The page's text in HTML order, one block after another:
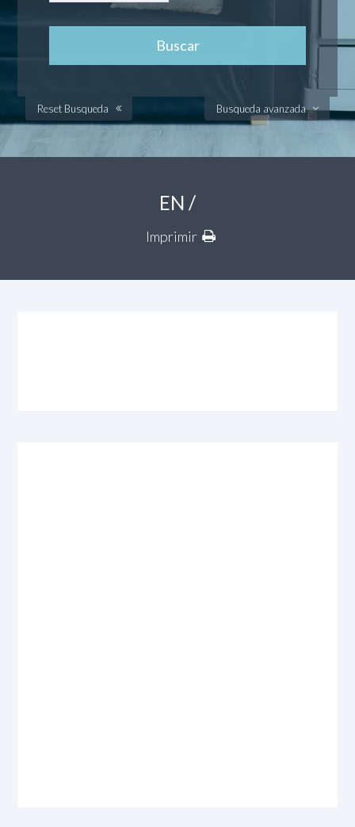
Busqueda avanzada
Reset Busqueda
EN /
Imprimir